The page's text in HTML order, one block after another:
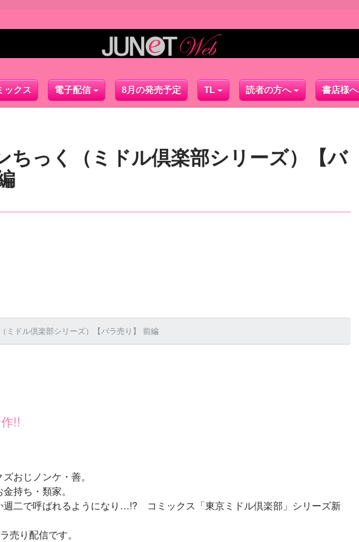
ックス 電子配信 8月の発売予定 TL 読者の方へ 書店様へ
ちっく（ミドル倶楽部シリーズ）【バ
ミドル倶楽部シリーズ）【バラ売り】 前編
!!
おじノンケ・善。
持ち・類家。
週二で呼ばれるようになり…!? コミックス「東京ミドル倶楽部」シリーズ新
売り配信です。